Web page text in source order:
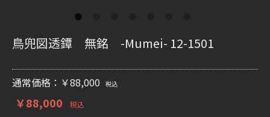
鳥兜図透鐔 無銘 -Mumei- 12-1501
通常価格：￥88,000 税込
￥88,000 税込